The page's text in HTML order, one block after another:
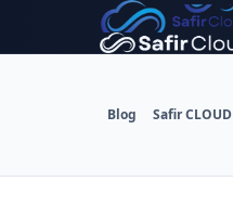
Blog Safir CLOUD